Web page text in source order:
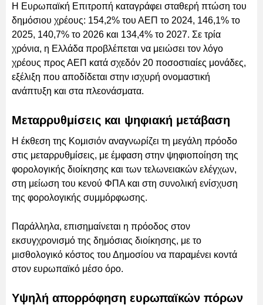
Η Ευρωπαϊκή Επιτροπή καταγράφει σταθερή πτώση του
δημόσιου χρέους: 154,2% του ΑΕΠ το 2024, 146,1% το
2025, 140,7% το 2026 και 134,4% το 2027. Σε τρία
χρόνια, η Ελλάδα προβλέπεται να μειώσει τον λόγο
χρέους προς ΑΕΠ κατά σχεδόν 20 ποσοστιαίες μονάδες,
εξέλιξη που αποδίδεται στην ισχυρή ονομαστική
ανάπτυξη και στα πλεονάσματα.
Μεταρρυθμίσεις και ψηφιακή μετάβαση
Η έκθεση της Κομισιόν αναγνωρίζει τη μεγάλη πρόοδο
στις μεταρρυθμίσεις, με έμφαση στην ψηφιοποίηση της
φορολογικής διοίκησης και των τελωνειακών ελέγχων,
στη μείωση του κενού ΦΠΑ και στη συνολική ενίσχυση
της φορολογικής συμμόρφωσης.
Παράλληλα, επισημαίνεται η πρόοδος στον
εκσυγχρονισμό της δημόσιας διοίκησης, με το
μισθολογικό κόστος του Δημοσίου να παραμένει κοντά
στον ευρωπαϊκό μέσο όρο.
Υψηλή απορρόφηση ευρωπαϊκών πόρων